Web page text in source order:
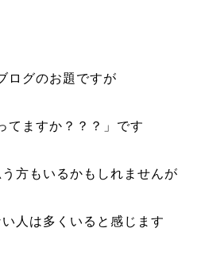
ログのお題ですが
てますか？？？」です
方もいるかもしれませんが
人は多くいると感じます